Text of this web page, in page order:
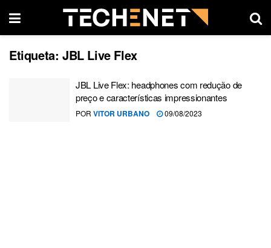
Etiqueta: JBL Live Flex
JBL Live Flex: headphones com redução de
preço e características impressionantes
POR VITOR URBANO 09/08/2023